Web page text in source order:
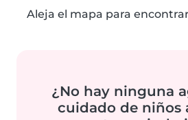
Aleja el mapa para
¿No hay ninguna
cuidado de niños